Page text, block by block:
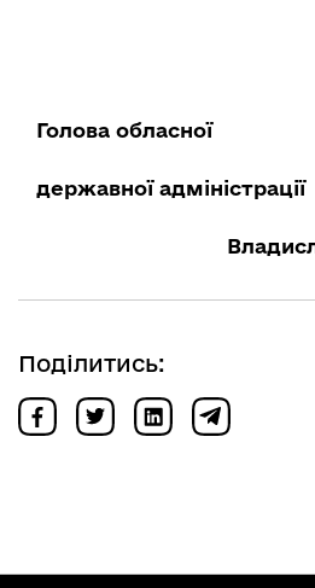
Голова обласної
державної адміністрації
Поділитись: